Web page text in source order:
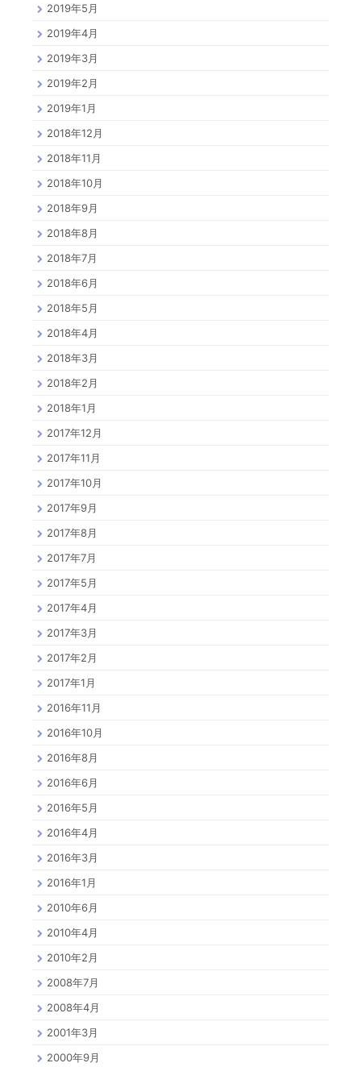
2019年5月
2019年4月
2019年3月
2019年2月
2019年1月
2018年12月
2018年11月
2018年10月
2018年9月
2018年8月
2018年7月
2018年6月
2018年5月
2018年4月
2018年3月
2018年2月
2018年1月
2017年12月
2017年11月
2017年10月
2017年9月
2017年8月
2017年7月
2017年5月
2017年4月
2017年3月
2017年2月
2017年1月
2016年11月
2016年10月
2016年8月
2016年6月
2016年5月
2016年4月
2016年3月
2016年1月
2010年6月
2010年4月
2010年2月
2008年7月
2008年4月
2001年3月
2000年9月